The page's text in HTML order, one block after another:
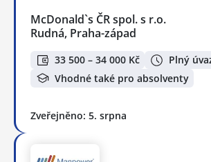
McDonald`s ČR spol. s r.o.
Rudná, Praha-západ
33 500 – 34 000 Kč
Plný
Vhodné také pro absolventy
Zveřejněno: 5. srpna